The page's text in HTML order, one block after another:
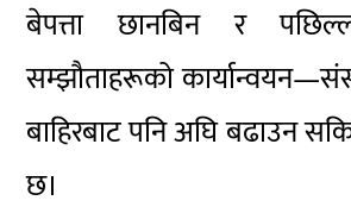
बेपत्ता छानबिन र
सम्झौताहरूको
बाहिरबाट पनि अघि बढाउन
छ।